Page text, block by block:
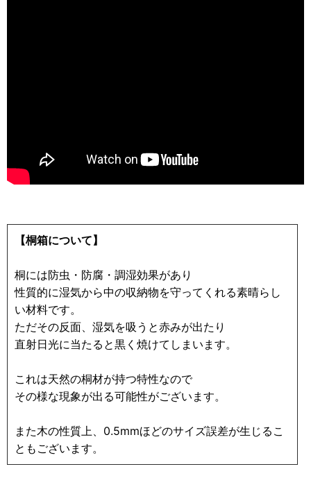
【桐箱について】
桐には防虫・防腐・調湿効果があり
性質的に湿気から中の収納物を守ってくれる素晴らし
い材料です。
ただその反面、湿気を吸うと赤みが出たり
直射日光に当たると黒く焼けてしまいます。
これは天然の桐材が持つ特性なので
その様な現象が出る可能性がございます。
また木の性質上、0.5mmほどのサイズ誤差が生じるこ
ともございます。